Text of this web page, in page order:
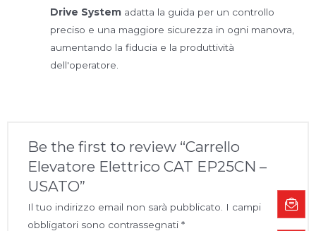
Drive System adatta la guida per un controllo
preciso e una maggiore sicurezza in ogni manovra,
aumentando la fiducia e la produttività
dell'operatore.
Be the first to review “Carrello
Elevatore Elettrico CAT EP25CN –
USATO”
Il tuo indirizzo email non sarà pubblicato.
I campi
obbligatori sono contrassegnati*